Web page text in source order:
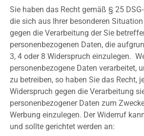
Sie haben das Recht gemäß § 25
die sich aus Ihrer besonderen
gegen die Verarbeitung der Sie
personenbezogenen Daten, die
3, 4 oder 8 Widerspruch einzulegen.
personenbezogene Daten verarbeitet,
zu betreiben, so haben Sie das Recht,
Widerspruch gegen die Verarbeitung
personenbezogener Daten zum
Werbung einzulegen. Der Widerruf
und sollte gerichtet werden an: